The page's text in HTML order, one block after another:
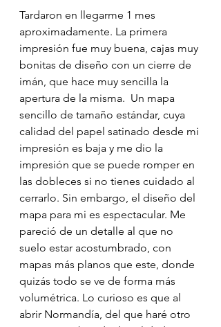
Tardaron en llegarme 1 mes
aproximadamente. La primera
impresión fue muy buena, cajas muy
bonitas de diseño con un cierre de
imán, que hace muy sencilla la
apertura de la misma.  Un mapa
sencillo de tamaño estándar, cuya
calidad del papel satinado desde mi
impresión es baja y me dio la
impresión que se puede romper en
las dobleces si no tienes cuidado al
cerrarlo. Sin embargo, el diseño del
mapa para mi es espectacular. Me
pareció de un detalle al que no
suelo estar acostumbrado, con
mapas más planos que este, donde
quizás todo se ve de forma más
volumétrica. Lo curioso es que al
abrir Normandía, del que haré otro